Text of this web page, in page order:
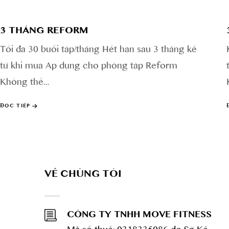
3 THÁNG REFORM
Tối đa 30 buổi tập/tháng Hết hạn sau 3 tháng kể
từ khi mua Áp dụng cho phòng tập Reform
Không thể…
ĐỌC TIẾP
VỀ CHÚNG TÔI
CÔNG TY TNHH MOVE FITNESS